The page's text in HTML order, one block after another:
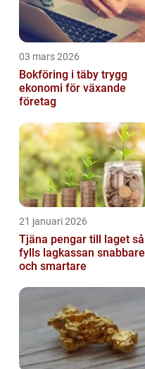
03 mars 2026
Bokföring i täby trygg
ekonomi för växande
företag
21 januari 2026
Tjäna pengar till laget så
fylls lagkassan snabbare
och smartare